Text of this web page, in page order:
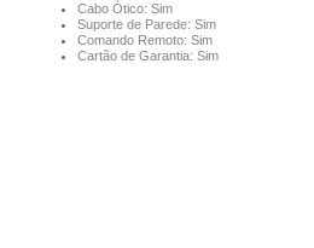
Cabo Ótico: Sim
Suporte de Parede: Sim
Comando Remoto: Sim
Cartão de Garantia: Sim